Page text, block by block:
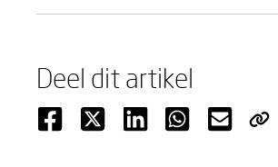
Deel dit artikel